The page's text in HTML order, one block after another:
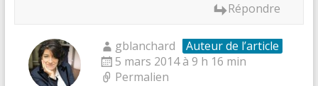
Répondre
gblanchard
Auteur de l’article
5 mars 2014 à 9 h 16 min
Permalien